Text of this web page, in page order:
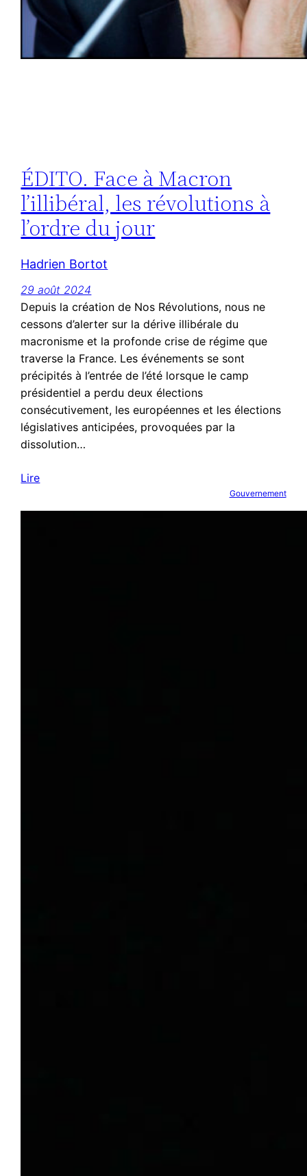
ÉDITO. Face à Macron
l’illibéral, les révolutions à
l’ordre du jour
Hadrien Bortot
29 août 2024
Depuis la création de Nos Révolutions, nous ne
cessons d’alerter sur la dérive illibérale du
macronisme et la profonde crise de régime que
traverse la France. Les événements se sont
précipités à l’entrée de l’été lorsque le camp
présidentiel a perdu deux élections
consécutivement, les européennes et les élections
législatives anticipées, provoquées par la
dissolution…
Lire
Gouvernement